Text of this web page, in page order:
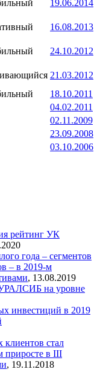
19.06.2014
16.08.2013
24.10.2012
21.03.2012
18.10.2011
04.02.2011
02.11.2009
23.09.2008
03.10.2006
рейтинг УК
года – сегментов
– в 2019-м
, 13.08.2019
на уровне
инвестиций в 2019
стал
приросте в III
, 19.11.2018